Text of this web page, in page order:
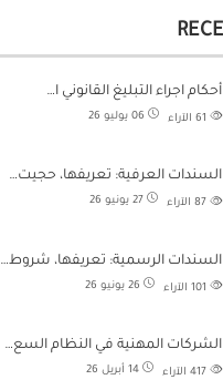
أحكام اجراء التبليغ القانوني ا…
06 يوليو 26 الآراء
السندات العرفية: تعريفها، حجيت…
27 يونيو 26 الآراء
السندات الرسمية: تعريفها، شروط…
26 يونيو 26 الآراء
الشركات المهنية في النظام السع…
14 أبريل 26 الآراء